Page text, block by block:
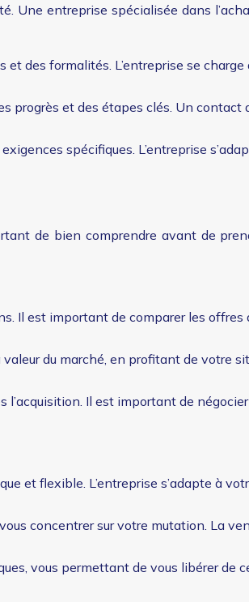
Une entreprise spécialisée dans
des formalités. L’entreprise se
et des étapes clés. Un
spécifiques. L’entreprise
de bien comprendre avant de
Il est important de comparer les
du marché, en profitant de votre
Il est important de
et flexible. L’entreprise s’adapte à
concentrer sur votre mutation. La
vous permettant de vous libérer de